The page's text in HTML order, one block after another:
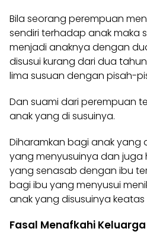
Bila seorang perempuan
sendiri terhadap anak maka
menjadi anaknya dengan
disusui kurang dari dua
lima susuan dengan pisah-
Dan suami dari perempuan
anak yang di susuinya.
Diharamkan bagi anak yang
yang menyusuinya dan juga
yang senasab dengan ibu
bagi ibu yang menyusui
anak yang disusuinya
Fasal Menafkahi Keluarga